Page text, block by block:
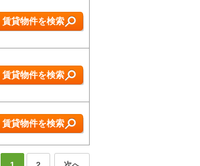
賃貸物件を検索
賃貸物件を検索
賃貸物件を検索